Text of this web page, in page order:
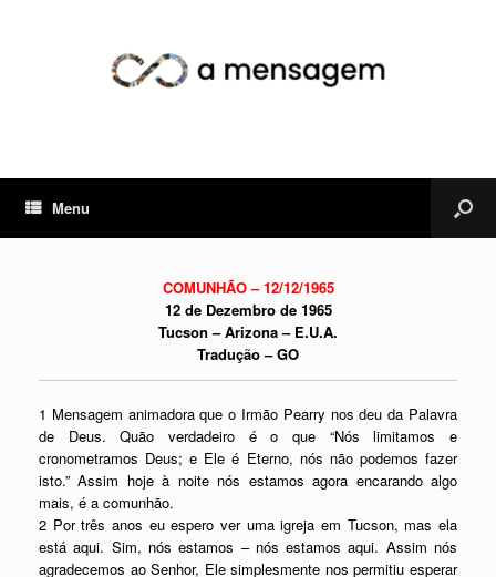
Menu
COMUNHÃO – 12/12/1965
12 de Dezembro de 1965
Tucson – Arizona – E.U.A.
Tradução – GO
1 Mensagem animadora que o Irmão Pearry nos deu da Palavra
de Deus. Quão verdadeiro é o que “Nós limitamos e
cronometramos Deus; e Ele é Eterno, nós não podemos fazer
isto.” Assim hoje à noite nós estamos agora encarando algo
mais, é a comunhão.
2 Por três anos eu espero ver uma igreja em Tucson, mas ela
está aqui. Sim, nós estamos – nós estamos aqui. Assim nós
agradecemos ao Senhor, Ele simplesmente nos permitiu esperar